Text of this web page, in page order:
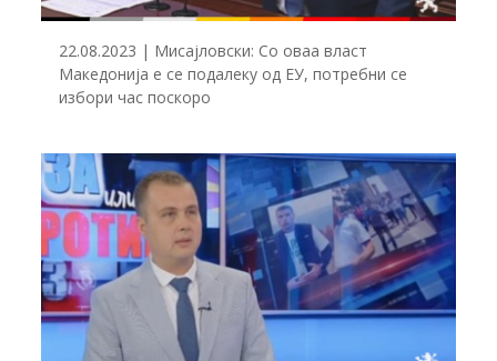
22.08.2023 | Мисајловски: Со оваа власт
Македонија е се подалеку од ЕУ, потребни се
избори час поскоро